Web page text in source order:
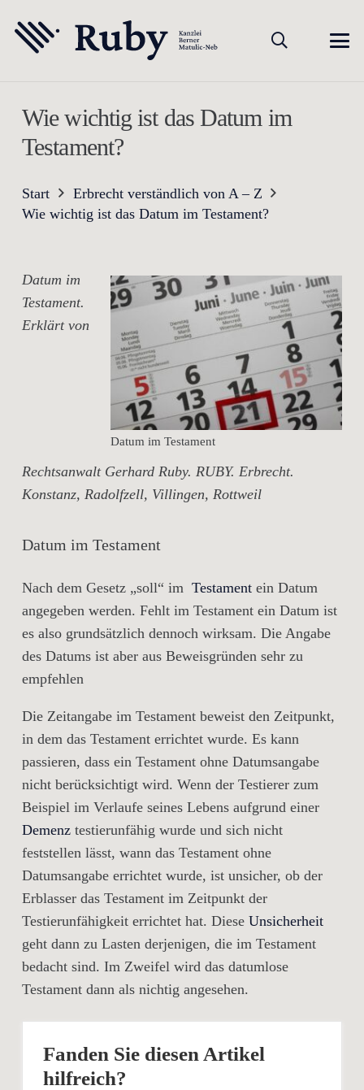
Wie wichtig ist das Datum im
Testament?
Start
Erbrecht verständlich von A – Z
Wie wichtig ist das Datum im Testament?
Datum im Testament
Datum im
Testament.
Erklärt von
Rechtsanwalt Gerhard Ruby. RUBY. Erbrecht.
Konstanz, Radolfzell, Villingen, Rottweil
Datum im Testament
Nach dem Gesetz „soll“ im Testament ein Datum
angegeben werden. Fehlt im Testament ein Datum ist
es also grundsätzlich dennoch wirksam. Die Angabe
des Datums ist aber aus Beweisgründen sehr zu
empfehlen
Die Zeitangabe im Testament beweist den Zeitpunkt,
in dem das Testament errichtet wurde. Es kann
passieren, dass ein Testament ohne Datumsangabe
nicht berücksichtigt wird. Wenn der Testierer zum
Beispiel im Verlaufe seines Lebens aufgrund einer
Demenz testierunfähig wurde und sich nicht
feststellen lässt, wann das Testament ohne
Datumsangabe errichtet wurde, ist unsicher, ob der
Erblasser das Testament im Zeitpunkt der
Testierunfähigkeit errichtet hat. Diese Unsicherheit
geht dann zu Lasten derjenigen, die im Testament
bedacht sind. Im Zweifel wird das datumlose
Testament dann als nichtig angesehen.
Fanden Sie diesen Artikel
hilfreich?